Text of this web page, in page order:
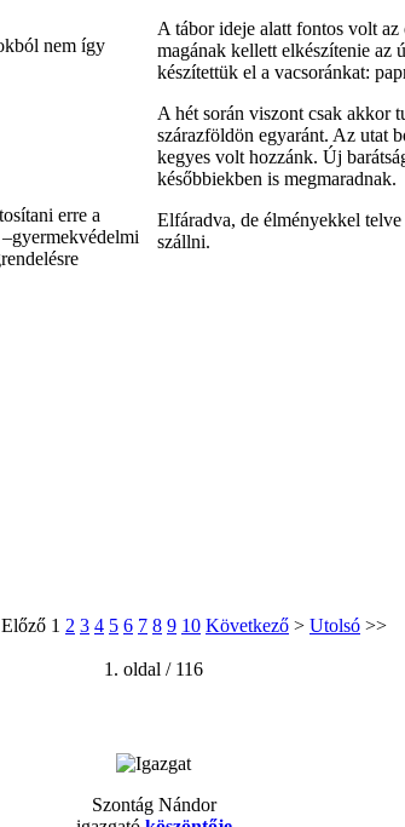
nem így
erre a
A tábor ideje alatt fontos volt
magának kellett elkészítenie az
készítettük el a vacsoránkat:
A hét során viszont csak akkor
szárazföldön egyaránt. Az utat
kegyes volt hozzánk. Új
későbbiekben is megmaradnak.
Elfáradva, de élményekkel
szállni.
Előző 1 2 3 4 5 6 7 8 9 10 Következő > Utolsó >>
1. oldal / 116
Szontág Nándor